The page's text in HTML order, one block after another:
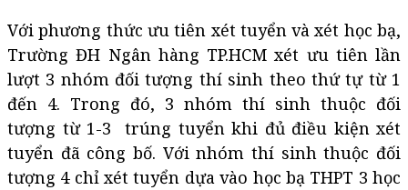
Với phương thức ưu tiên xét tuyển và xét học bạ,
Trường ĐH Ngân hàng TP.HCM xét ưu tiên lần
lượt 3 nhóm đối tượng thí sinh theo thứ tự từ 1
đến 4. Trong đó, 3 nhóm thí sinh thuộc đối
tượng từ 1-3 trúng tuyển khi đủ điều kiện xét
tuyển đã công bố. Với nhóm thí sinh thuộc đối
tượng 4 chỉ xét tuyển dựa vào học bạ THPT 3 học